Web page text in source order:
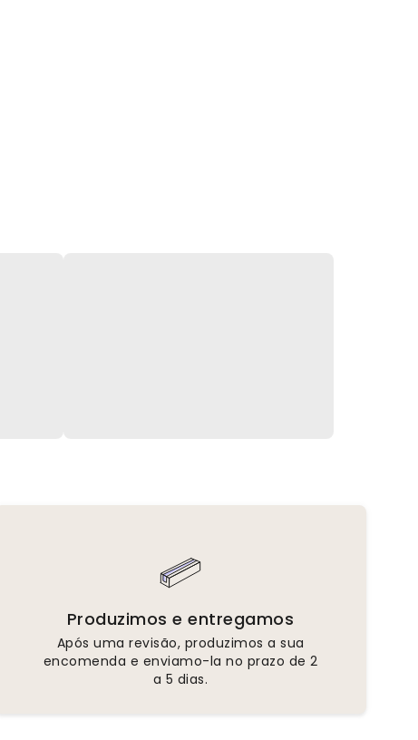
Produzimos e entregamos
Após uma revisão, produzimos a sua
encomenda e enviamo-la no prazo de 2
a 5 dias.